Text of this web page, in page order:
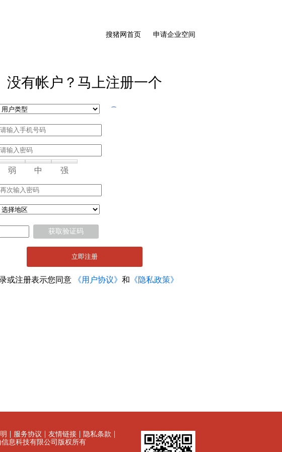
搜猪网首页 申请企业空间
没有帐户？马上注册一个
弱 中 强
获取验证码
立即注册
或注册表示您同意 《用户协议》 和 《隐私政策》
服务协议 友情链接
隐私条款
信息科技有限公司版权所有